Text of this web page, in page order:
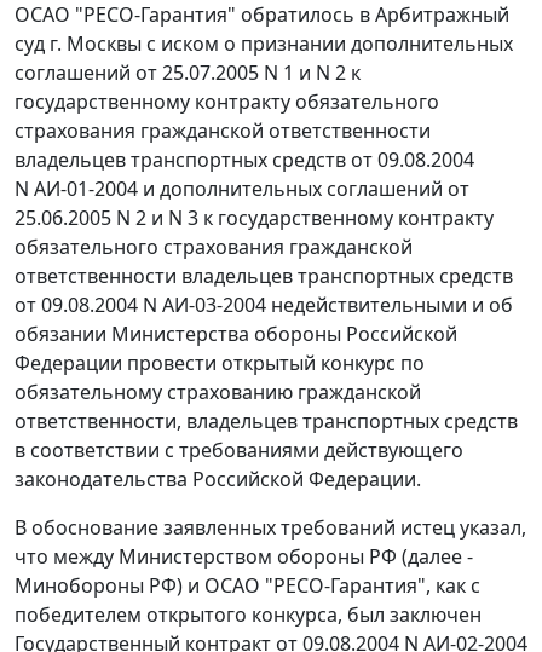
ОСАО "РЕСО-Гарантия" обратилось в Арбитражный
суд г. Москвы с иском о признании дополнительных
соглашений от 25.07.2005 N 1 и N 2 к
государственному контракту обязательного
страхования гражданской ответственности
владельцев транспортных средств от 09.08.2004
N АИ-01-2004 и дополнительных соглашений от
25.06.2005 N 2 и N 3 к государственному контракту
обязательного страхования гражданской
ответственности владельцев транспортных средств
от 09.08.2004 N АИ-03-2004 недействительными и об
обязании Министерства обороны Российской
Федерации провести открытый конкурс по
обязательному страхованию гражданской
ответственности, владельцев транспортных средств
в соответствии с требованиями действующего
законодательства Российской Федерации.
В обоснование заявленных требований истец указал,
что между Министерством обороны РФ (далее -
Минобороны РФ) и ОСАО "РЕСО-Гарантия", как с
победителем открытого конкурса, был заключен
Государственный контракт от 09.08.2004 N АИ-02-2004